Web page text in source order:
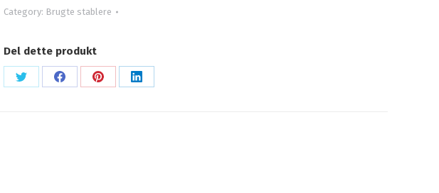
Category: Brugte stablere
Del dette produkt
Share Share Share Share